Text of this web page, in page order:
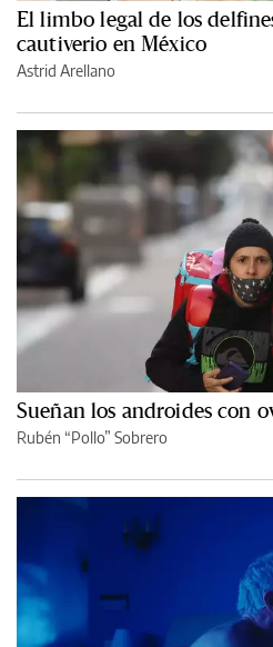
El limbo legal de los
cautiverio en México
Astrid Arellano
Sueñan los androides con
Rubén “Pollo” Sobrero